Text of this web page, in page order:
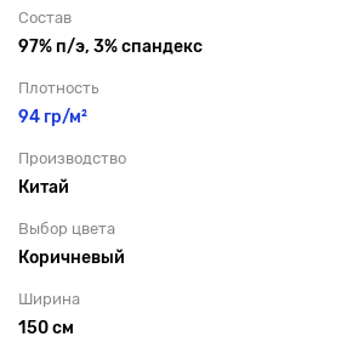
Состав
97% п/э, 3% спандекс
Плотность
94 гр/м²
Производство
Китай
Выбор цвета
Коричневый
Ширина
150 см